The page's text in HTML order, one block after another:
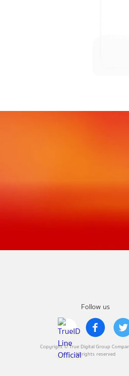
Follow us
Copyright © True Digital Group
All rights reserved